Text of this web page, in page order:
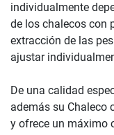
individualmente
de los chalecos con
extracción de las
ajustar
De una calidad
además su Chaleco
y ofrece un máximo